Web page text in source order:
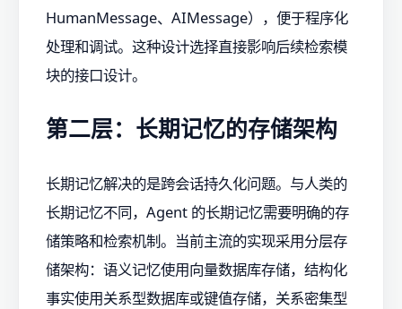
HumanMessage、AIMessage），便于程序化
处理和调试。这种设计选择直接影响后续检索模
块的接口设计。
第二层：长期记忆的存储架构
长期记忆解决的是跨会话持久化问题。与人类的
长期记忆不同，Agent 的长期记忆需要明确的存
储策略和检索机制。当前主流的实现采用分层存
储架构：语义记忆使用向量数据库存储，结构化
事实使用关系型数据库或键值存储，关系密集型